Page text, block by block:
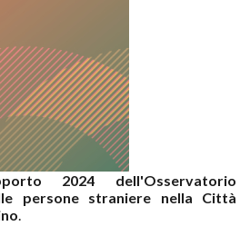
2024 dell'Osservatorio
persone straniere nella Città
.